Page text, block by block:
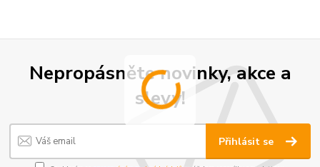
Nepropásněte novinky, akce a
slevy!
Přihlásit se